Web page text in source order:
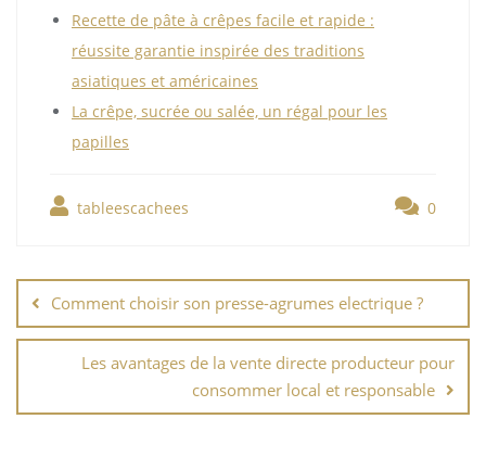
Recette de pâte à crêpes facile et rapide :
réussite garantie inspirée des traditions
asiatiques et américaines
La crêpe, sucrée ou salée, un régal pour les
papilles
tableescachees 0
de
l’article
Comment choisir son presse-agrumes electrique ?
Les avantages de la vente directe producteur pour
consommer local et responsable